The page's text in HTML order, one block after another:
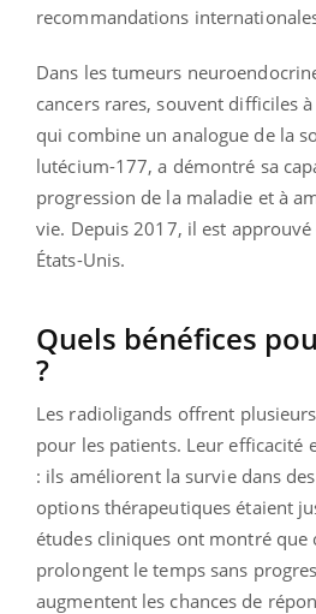
recommandations
Dans les tumeurs
cancers rares, souvent difficiles
qui combine un analogue de la
lutécium-177, a démontré sa
progression de la maladie et à
vie. Depuis 2017, il est
États-Unis.
Quels bénéfices
?
Les radioligands offrent
pour les patients. Leur efficacité
: ils améliorent la survie dans
options thérapeutiques étaient
études cliniques ont montré que
prolongent le temps sans
augmentent les chances de